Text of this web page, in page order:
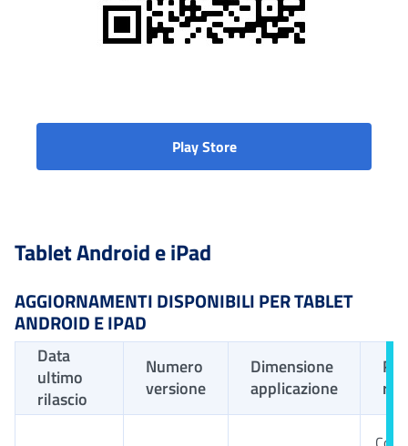
applicazione per Smartphone su
Play Store
Tablet Android e iPad
AGGIORNAMENTI DISPONIBILI PER TABLET
ANDROID E IPAD
Data
ultimo
rilascio
Numero
versione
Dimensione
applicazione